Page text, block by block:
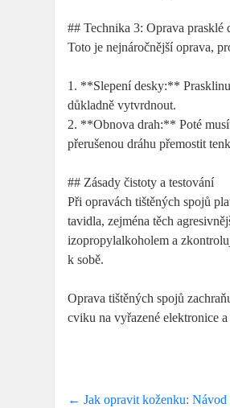
## Technika 3: Oprava prasklé
Toto je nejnáročnější oprava,
1. **Slepení desky:**
důkladně vytvrdnout.
2. **Obnova drah:** Poté
přerušenou dráhu přemostit
## Zásady čistoty a testování
Při opravách tištěných spojů
tavidla, zejména těch
izopropylalkoholem a
k sobě.
Oprava tištěných spojů
cviku na vyřazené elektronice
← Jak opravit koženku: